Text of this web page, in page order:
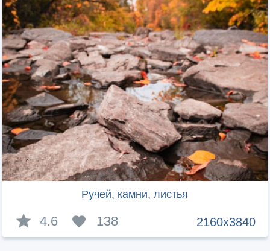
Ручей, камни, листья
2160x3840
4.6 138